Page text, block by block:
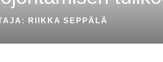
RIIKKA SEPPÄLÄ